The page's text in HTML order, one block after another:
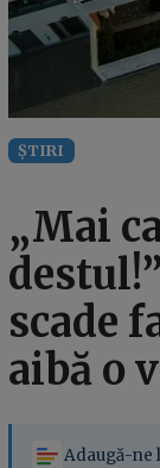
ȘTIRI
„Mai
scade
aibă o
Adaugă-ne